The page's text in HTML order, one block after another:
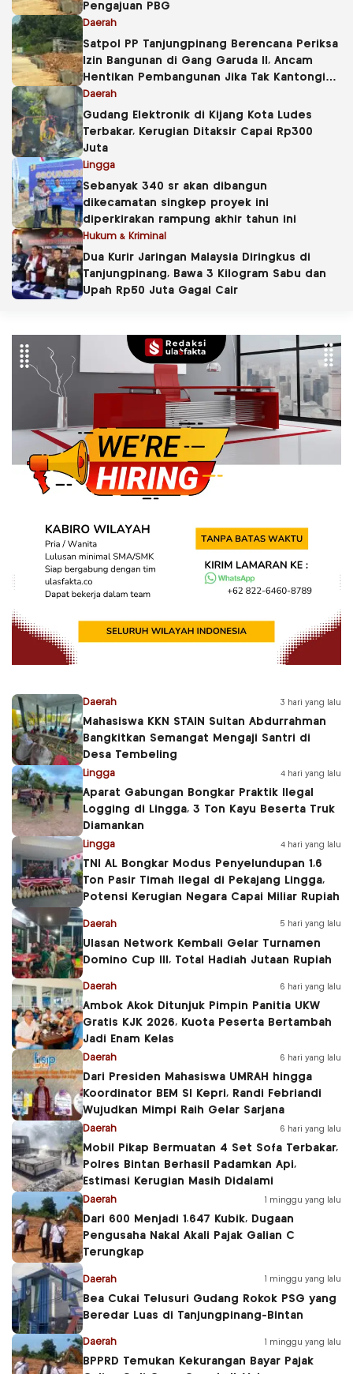
Pengajuan PBG
Daerah
Satpol PP Tanjungpinang Berencana Periksa
Izin Bangunan di Gang Garuda II, Ancam
Hentikan Pembangunan Jika Tak Kantongi
PBG
Daerah
Gudang Elektronik di Kijang Kota Ludes
Terbakar, Kerugian Ditaksir Capai Rp300
Juta
Lingga
Sebanyak 340 sr akan dibangun
dikecamatan singkep proyek ini
diperkirakan rampung akhir tahun ini
Hukum & Kriminal
Dua Kurir Jaringan Malaysia Diringkus di
Tanjungpinang, Bawa 3 Kilogram Sabu dan
Upah Rp50 Juta Gagal Cair
Daerah 3 hari yang lalu
Mahasiswa KKN STAIN Sultan Abdurrahman
Bangkitkan Semangat Mengaji Santri di
Desa Tembeling
Lingga 4 hari yang lalu
Aparat Gabungan Bongkar Praktik Ilegal
Logging di Lingga, 3 Ton Kayu Beserta Truk
Diamankan
Lingga 4 hari yang lalu
TNI AL Bongkar Modus Penyelundupan 1,6
Ton Pasir Timah Ilegal di Pekajang Lingga,
Potensi Kerugian Negara Capai Miliar Rupiah
Daerah 5 hari yang lalu
Ulasan Network Kembali Gelar Turnamen
Domino Cup III, Total Hadiah Jutaan Rupiah
Daerah 6 hari yang lalu
Ambok Akok Ditunjuk Pimpin Panitia UKW
Gratis KJK 2026, Kuota Peserta Bertambah
Jadi Enam Kelas
Daerah 6 hari yang lalu
Dari Presiden Mahasiswa UMRAH hingga
Koordinator BEM SI Kepri, Randi Febriandi
Wujudkan Mimpi Raih Gelar Sarjana
Daerah 6 hari yang lalu
Mobil Pikap Bermuatan 4 Set Sofa Terbakar,
Polres Bintan Berhasil Padamkan Api,
Estimasi Kerugian Masih Didalami
Daerah 1 minggu yang lalu
Dari 600 Menjadi 1.647 Kubik, Dugaan
Pengusaha Nakal Akali Pajak Galian C
Terungkap
Daerah 1 minggu yang lalu
Bea Cukai Telusuri Gudang Rokok PSG yang
Beredar Luas di Tanjungpinang-Bintan
Daerah 1 minggu yang lalu
BPPRD Temukan Kekurangan Bayar Pajak